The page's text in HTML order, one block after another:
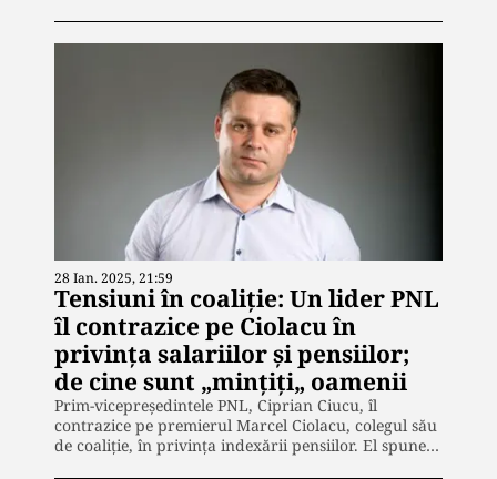
28 Ian. 2025, 21:59
Tensiuni în coaliție: Un lider PNL
îl contrazice pe Ciolacu în
privința salariilor și pensiilor;
de cine sunt „mințiți„ oamenii
Prim-vicepreședintele PNL, Ciprian Ciucu, îl
contrazice pe premierul Marcel Ciolacu, colegul său
de coaliție, în privința indexării pensiilor. El spune…